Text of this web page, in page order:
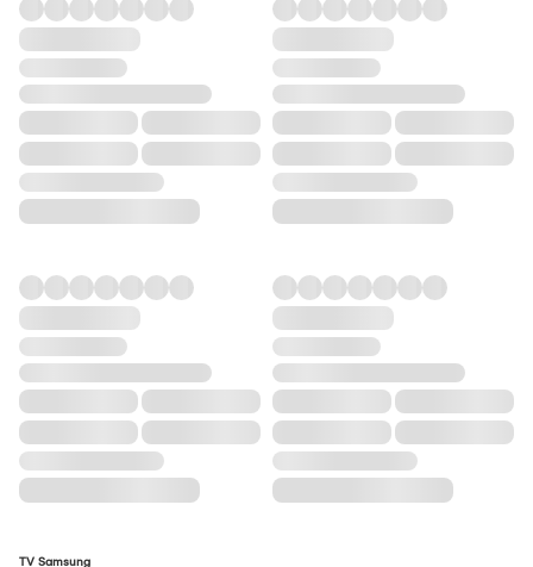
TV Samsung